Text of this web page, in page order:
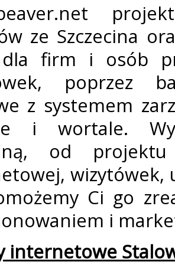
ze Szczecina
firm i osób
poprzez
z systemem
i wortale.
od
wizytówek,
Ci go
i
internetowe